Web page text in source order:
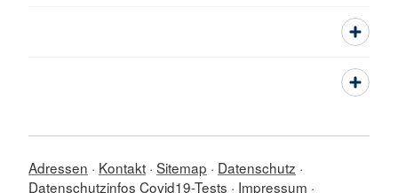
Adressen Kontakt Sitemap
Datenschutz
Datenschutzinfos Covid19-Tests
Impressum